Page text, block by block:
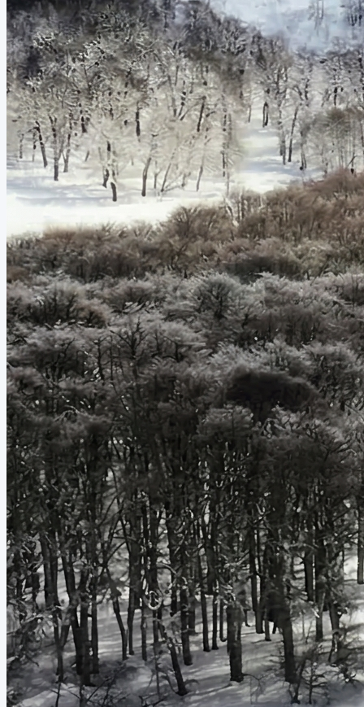
Creá una cuenta gratis y guardá este destino
Registrarse gratis
También te puede interesar